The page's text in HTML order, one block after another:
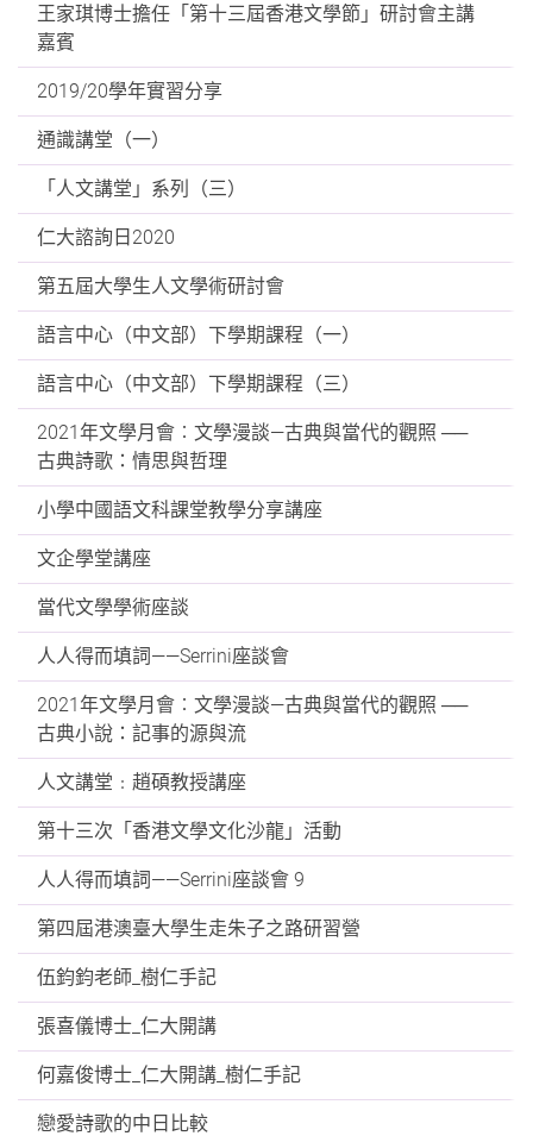
王家琪博士擔任「第十三屆香港文學節」研討會主講
嘉賓
2019/20學年實習分享
通識講堂（一）
「人文講堂」系列（三）
仁大諮詢日2020
第五屆大學生人文學術研討會
語言中心（中文部）下學期課程（一）
語言中心（中文部）下學期課程（三）
2021年文學月會︰文學漫談—古典與當代的觀照 ──
古典詩歌：情思與哲理
小學中國語文科課堂教學分享講座
文企學堂講座
當代文學學術座談
人人得而填詞——Serrini座談會
2021年文學月會︰文學漫談—古典與當代的觀照 ──
古典小說：記事的源與流
人文講堂﹕趙碩教授講座
第十三次「香港文學文化沙龍」活動
人人得而填詞——Serrini座談會 9
第四屆港澳臺大學生走朱子之路研習營
伍鈞鈞老師_樹仁手記
張喜儀博士_仁大開講
何嘉俊博士_仁大開講_樹仁手記
戀愛詩歌的中日比較